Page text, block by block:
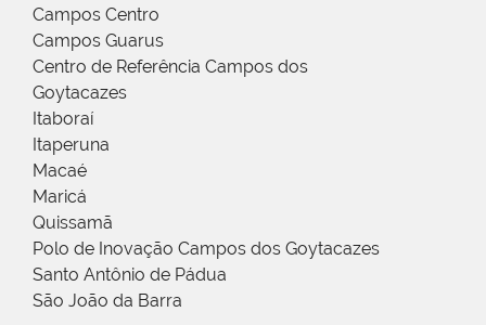
Campos Centro
Campos Guarus
Centro de Referência Campos dos
Goytacazes
Itaboraí
Itaperuna
Macaé
Maricá
Quissamã
Polo de Inovação Campos dos Goytacazes
Santo Antônio de Pádua
São João da Barra